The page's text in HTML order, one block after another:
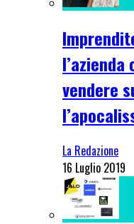
vendere
La Redazione
16 Luglio 2019